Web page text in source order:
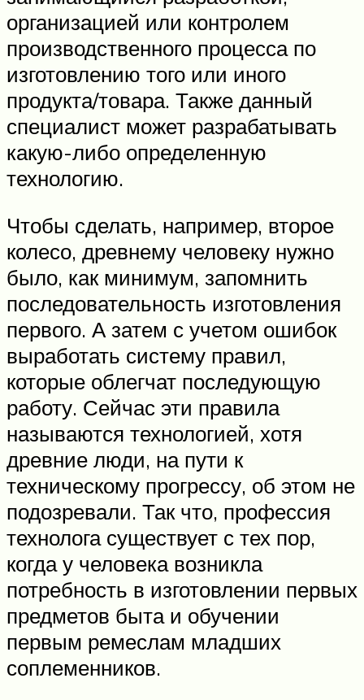
организацией или контролем
производственного процесса по
изготовлению того или иного
продукта/товара. Также данный
специалист может разрабатывать
какую-либо определенную
технологию.
Чтобы сделать, например, второе
колесо, древнему человеку нужно
было, как минимум, запомнить
последовательность изготовления
первого. А затем с учетом ошибок
выработать систему правил,
которые облегчат последующую
работу. Сейчас эти правила
называются технологией, хотя
древние люди, на пути к
техническому прогрессу, об этом не
подозревали. Так что, профессия
технолога существует с тех пор,
когда у человека возникла
потребность в изготовлении первых
предметов быта и обучении
первым ремеслам младших
соплеменников.